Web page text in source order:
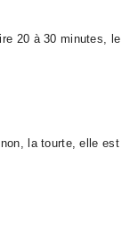
20 à 30 minutes, le
la tourte, elle est